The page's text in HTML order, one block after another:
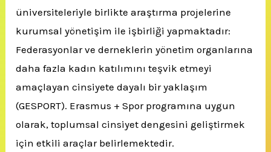
üniversiteleriyle birlikte araştırma projelerine
kurumsal yönetişim ile işbirliği yapmaktadır:
Federasyonlar ve derneklerin yönetim organlarına
daha fazla kadın katılımını teşvik etmeyi
amaçlayan cinsiyete dayalı bir yaklaşım
(GESPORT). Erasmus + Spor programına uygun
olarak, toplumsal cinsiyet dengesini geliştirmek
için etkili araçlar belirlemektedir.